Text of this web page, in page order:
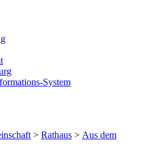
System
> Rathaus > Aus dem